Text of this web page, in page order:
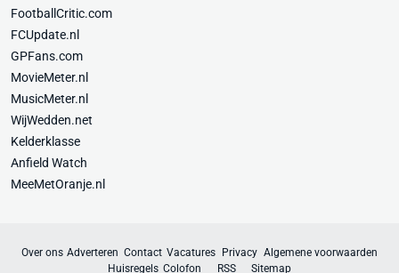
FootballCritic.com
FCUpdate.nl
GPFans.com
MovieMeter.nl
MusicMeter.nl
WijWedden.net
Kelderklasse
Anfield Watch
MeeMetOranje.nl
Over ons Adverteren Contact Vacatures Privacy Algemene voorwaarden
Huisregels Colofon RSS Sitemap